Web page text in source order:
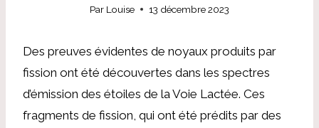
Par Louise 13 décembre 2023
Des preuves évidentes de noyaux produits par
fission ont été découvertes dans les spectres
d’émission des étoiles de la Voie Lactée. Ces
fragments de fission, qui ont été prédits par des